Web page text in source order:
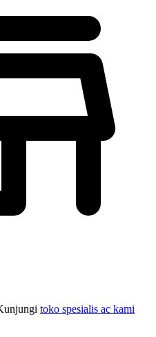
toko spesialis ac kami